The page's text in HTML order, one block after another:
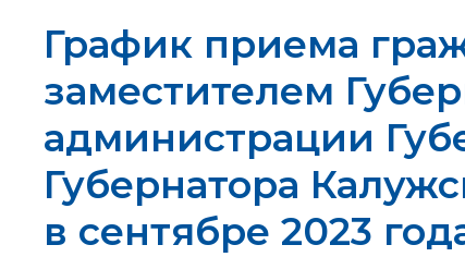
График приема
заместителем
администрации
Губернатора
в сентябре 2023